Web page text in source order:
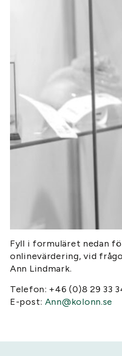
Fyll i formuläret nedan
onlinevärdering, vid
Ann Lindmark.
Telefon: +46 (0)8 29 33
E-post: Ann@kolonn.se